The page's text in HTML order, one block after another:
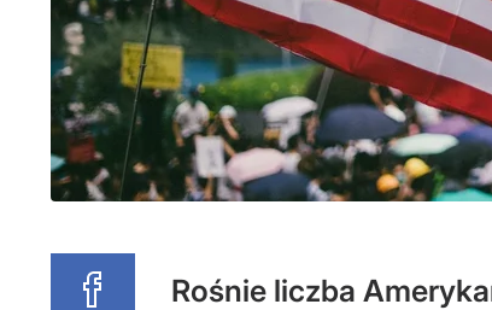
Rośnie liczba